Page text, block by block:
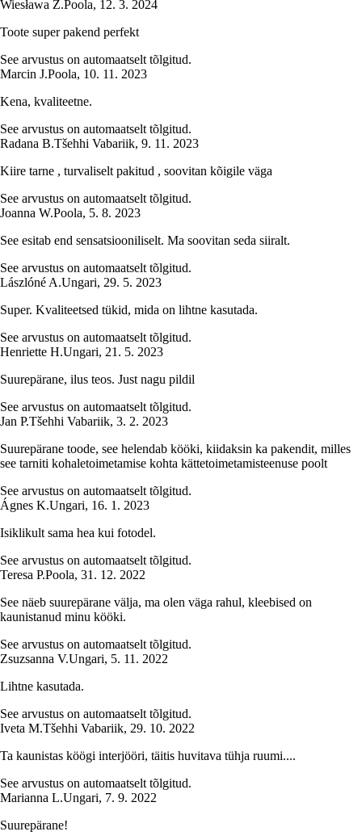
Wiesława Z.Poola, 12. 3. 2024
Toote super pakend perfekt
See arvustus on automaatselt tõlgitud.
Marcin J.Poola, 10. 11. 2023
Kena, kvaliteetne.
See arvustus on automaatselt tõlgitud.
Radana B.Tšehhi Vabariik, 9. 11. 2023
Kiire tarne , turvaliselt pakitud , soovitan kõigile väga
See arvustus on automaatselt tõlgitud.
Joanna W.Poola, 5. 8. 2023
See esitab end sensatsiooniliselt. Ma soovitan seda siiralt.
See arvustus on automaatselt tõlgitud.
Lászlóné A.Ungari, 29. 5. 2023
Super. Kvaliteetsed tükid, mida on lihtne kasutada.
See arvustus on automaatselt tõlgitud.
Henriette H.Ungari, 21. 5. 2023
Suurepärane, ilus teos. Just nagu pildil
See arvustus on automaatselt tõlgitud.
Jan P.Tšehhi Vabariik, 3. 2. 2023
Suurepärane toode, see helendab kööki, kiidaksin ka pakendit, milles
see tarniti kohaletoimetamise kohta kättetoimetamisteenuse poolt
See arvustus on automaatselt tõlgitud.
Ágnes K.Ungari, 16. 1. 2023
Isiklikult sama hea kui fotodel.
See arvustus on automaatselt tõlgitud.
Teresa P.Poola, 31. 12. 2022
See näeb suurepärane välja, ma olen väga rahul, kleebised on
kaunistanud minu kööki.
See arvustus on automaatselt tõlgitud.
Zsuzsanna V.Ungari, 5. 11. 2022
Lihtne kasutada.
See arvustus on automaatselt tõlgitud.
Iveta M.Tšehhi Vabariik, 29. 10. 2022
Ta kaunistas köögi interjööri, täitis huvitava tühja ruumi....
See arvustus on automaatselt tõlgitud.
Marianna L.Ungari, 7. 9. 2022
Suurepärane!